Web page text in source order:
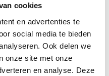
cookies
en advertenties te
social media te bieden
Ook delen we
onze site met onze
en analyse. Deze